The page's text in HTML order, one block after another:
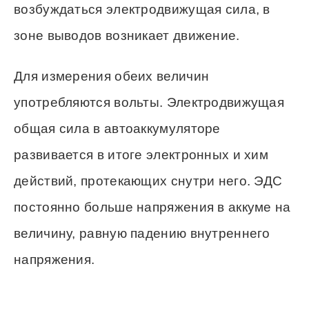
возбуждаться электродвижущая сила, в
зоне выводов возникает движение.
Для измерения обеих величин
употребляются вольты. Электродвижущая
общая сила в автоаккумуляторе
развивается в итоге электронных и хим
действий, протекающих снутри него. ЭДС
постоянно больше напряжения в аккуме на
величину, равную падению внутреннего
напряжения.